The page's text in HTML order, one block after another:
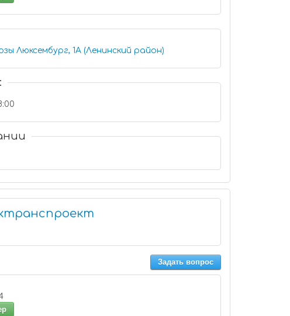
Люксембург, 1А (Ленинский район)
Задать вопрос